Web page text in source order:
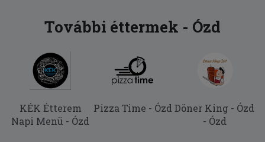
Hiányos rendelés
2025-12-23 - :
Fincsi volt a pizza
Csak 2 csillag, a kiszállítás gyors de a
hamburger bucija meg volt égetve, a
További éttermek - Ózd
KÉK Étterem
Napi Menü - Ózd
Pizza Time - Ózd Döner King - Ózd
- Ózd